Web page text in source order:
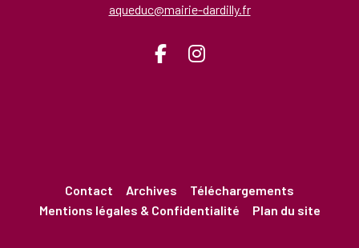
aqueduc@mairie-dardilly.fr
Contact Archives
Téléchargements
Mentions légales & Confidentialité
Plan du site